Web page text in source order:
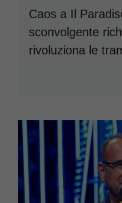
Caos a Il
sconvolgente
rivoluziona le